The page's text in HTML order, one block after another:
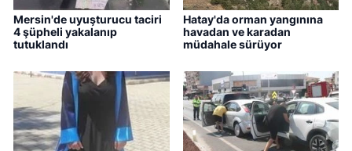
Mersin'de uyuşturucu taciri
4 şüpheli yakalanıp
tutuklandı
Hatay'da orman yangınına
havadan ve karadan
müdahale sürüyor